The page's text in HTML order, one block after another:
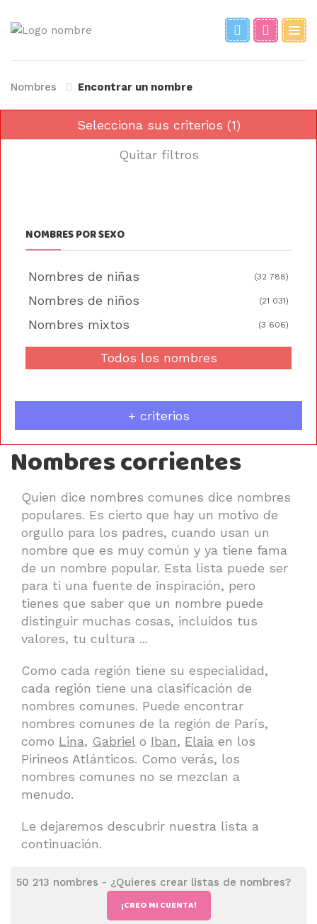
Nombres Encontrar un nombre
Selecciona sus criterios (1)
Quitar filtros
NOMBRES POR SEXO
Nombres de niñas (32 788)
Nombres de niños (21 031)
Nombres mixtos (3 606)
Todos los nombres
+ criterios
Nombres corrientes
Quien dice nombres comunes dice nombres
populares. Es cierto que hay un motivo de
orgullo para los padres, cuando usan un
nombre que es muy común y ya tiene fama
de un nombre popular. Esta lista puede ser
para ti una fuente de inspiración, pero
tienes que saber que un nombre puede
distinguir muchas cosas, incluidos tus
valores, tu cultura ...
Como cada región tiene su especialidad,
cada región tiene una clasificación de
nombres comunes. Puede encontrar
nombres comunes de la región de París,
como Lina, Gabriel o Iban, Elaia en los
Pirineos Atlánticos. Como verás, los
nombres comunes no se mezclan a
menudo.
Le dejaremos descubrir nuestra lista a
continuación.
50 213 nombres - ¿Quieres crear listas de nombres?
¡CREO MI CUENTA!